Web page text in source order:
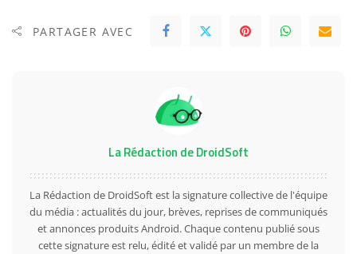
PARTAGER AVEC
La Rédaction de DroidSoft
La Rédaction de DroidSoft est la signature collective de l'équipe
du média : actualités du jour, brèves, reprises de communiqués
et annonces produits Android. Chaque contenu publié sous
cette signature est relu, édité et validé par un membre de la